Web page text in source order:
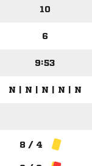
10
6
9:53
N | N | N | N | N
8 / 4